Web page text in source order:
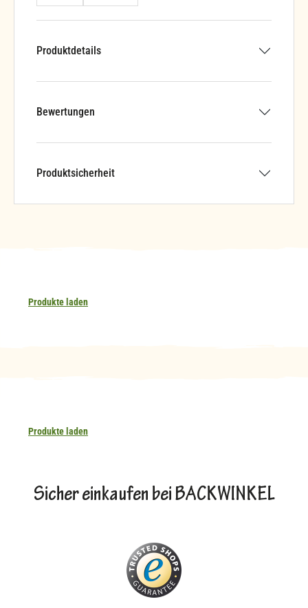
Produktdetails
Bewertungen
Produktsicherheit
Produkte laden
Produkte laden
Sicher einkaufen bei BACKWINKEL